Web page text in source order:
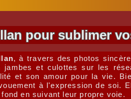
pour sublimer
, à travers des photos
et culottes sur les
et son amour pour la vie.
à l'expression de
en suivant leur propre voie.